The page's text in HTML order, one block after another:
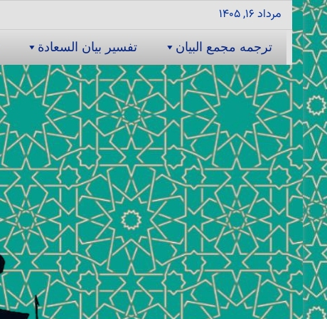
مرداد ۱۶, ۱۴۰۵
ترجمه مجمع البیان تفسیر بیان السعادة